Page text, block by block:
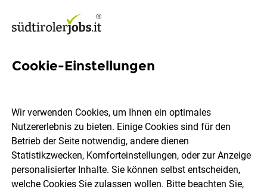
Kundenberater/innen Junior
Umgebung
Südtiroler Sparkasse AG
Cookie-Einstellungen
Wir verwenden Cookies, um Ihnen ein optimales
Nutzererlebnis zu bieten. Einige Cookies sind für den
Betrieb der Seite notwendig, andere dienen
Statistikzwecken, Komforteinstellungen, oder zur Anzeige
personalisierter Inhalte. Sie können selbst entscheiden,
welche Cookies Sie zulassen wollen. Bitte beachten Sie,